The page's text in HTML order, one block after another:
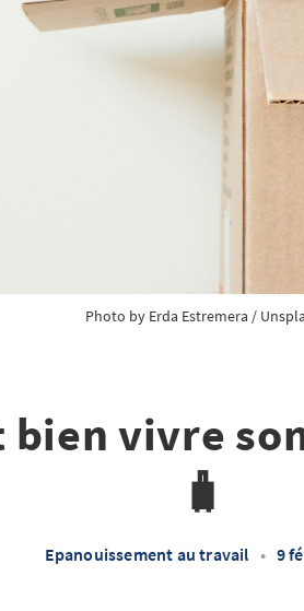
Photo by Erda Estremera /
vivre
🧳
Epanouissement au travail • 9